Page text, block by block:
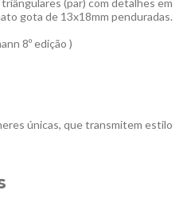
(par) com detalhes em
gota de 13x18mm penduradas.
8º edição )
únicas, que transmitem estilo